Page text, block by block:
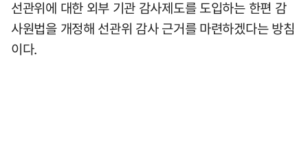
선관위에 대한 외부 기관 감사제도를 도입하는 한편 감
사원법을 개정해 선관위 감사 근거를 마련하겠다는 방침
이다.